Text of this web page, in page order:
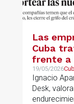
Las
Cuba
frente a
prepara
19/05/2026
Ignacio
Desk,